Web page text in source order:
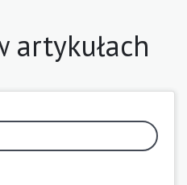
artykułach